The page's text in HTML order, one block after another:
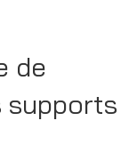
de
supports